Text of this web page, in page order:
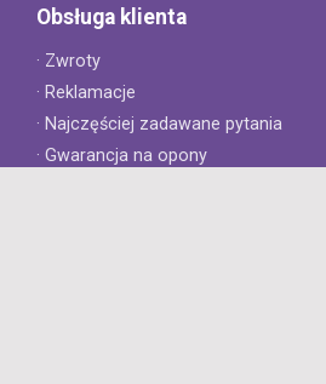
Obsługa klienta
· Zwroty
· Reklamacje
· Najczęściej zadawane pytania
· Gwarancja na opony